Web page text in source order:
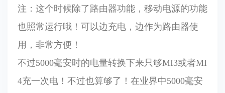
注：这个时候除了路由器功能，移动电源的功能
也照常运行哦！可以边充电，边作为路由器使
用，非常方便！
不过5000毫安时的电量转换下来只够MI3或者MI
4充一次电！不过也算够了！在业界中5000毫安